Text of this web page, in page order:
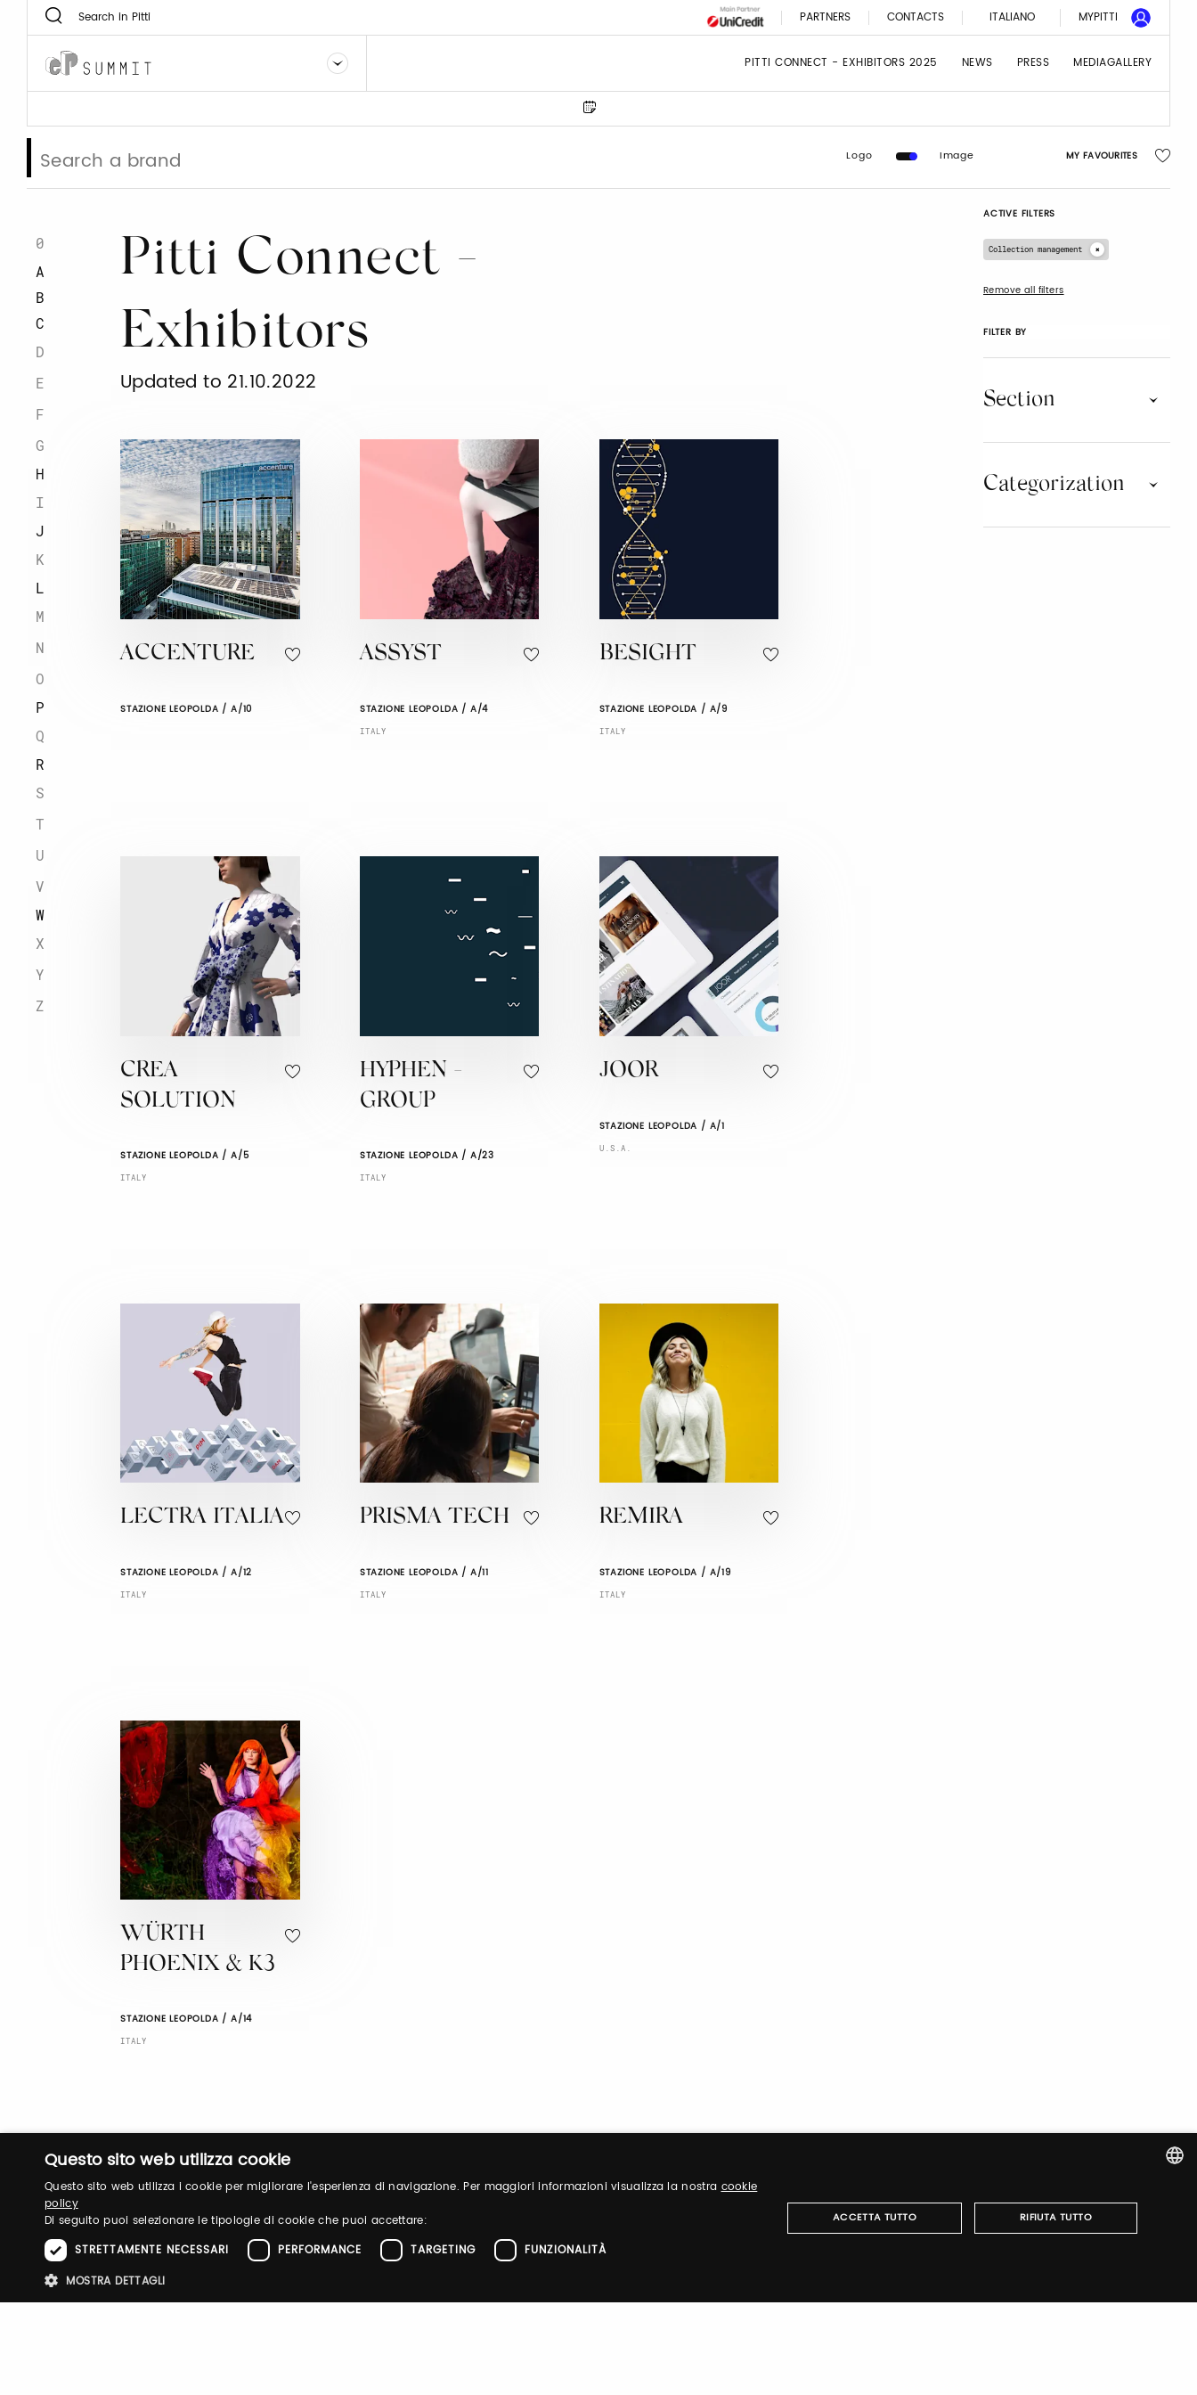
PARTNERS CONTACTS ITALIANO MYPITTI
PITTI CONNECT - EXHIBITORS 2025 NEWS PRESS MEDIAGALLERY
Logo Image MY FAVOURITES
0
A
B
C
D
E
F
G
H
I
J
K
L
M
N
O
P
Q
R
S
T
U
V
W
X
Y
Z
Pitti Connect -
Exhibitors
Updated to 21.10.2022
ACCENTURE
STAZIONE LEOPOLDA / A/10
ASSYST
STAZIONE LEOPOLDA / A/4
ITALY
BESIGHT
STAZIONE LEOPOLDA / A/9
ITALY
CREA
SOLUTION
STAZIONE LEOPOLDA / A/5
ITALY
HYPHEN -
GROUP
STAZIONE LEOPOLDA / A/23
ITALY
JOOR
STAZIONE LEOPOLDA / A/1
U.S.A.
LECTRA ITALIA
STAZIONE LEOPOLDA / A/12
ITALY
PRISMA TECH
STAZIONE LEOPOLDA / A/11
ITALY
REMIRA
STAZIONE LEOPOLDA / A/19
ITALY
WÜRTH
PHOENIX & K3
STAZIONE LEOPOLDA / A/14
ITALY
ACTIVE FILTERS
Collection management
Remove all filters
FILTER BY
Section
Silver
Categorization
ITALIAN
ENGLISH
Questo sito web utilizza cookie
Questo sito web utilizza i cookie per migliorare l'esperienza di navigazione. Per maggiori informazioni visualizza la nostracookie
policy
Di seguito puoi selezionare le tipologie di cookie che puoi accettare:
STRETTAMENTE NECESSARI
PERFORMANCE TARGETING
FUNZIONALITÀ
MOSTRA DETTAGLI
ACCETTA TUTTO RIFIUTA TUTTO